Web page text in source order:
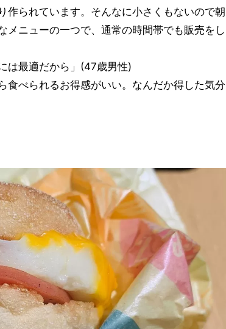
作られています。そんなに小さくもないので朝
メニューの一つで、通常の時間帯でも販売をし
は最適だから」(47歳男性)
食べられるお得感がいい。なんだか得した気分